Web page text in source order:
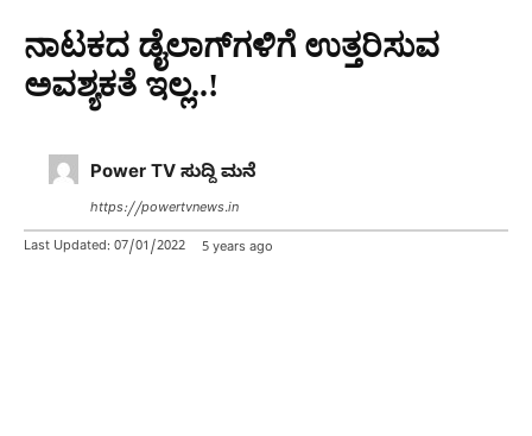
ನಾಟಕದ ಡೈಲಾಗ್‌ಗಳಿಗೆ ಉತ್ತರಿಸುವ
ಅವಶ್ಯಕತೆ ಇಲ್ಲ..!
Power TV ಸುದ್ದಿ ಮನೆ
https://powertvnews.in
Last Updated: 07/01/2022 5 years ago